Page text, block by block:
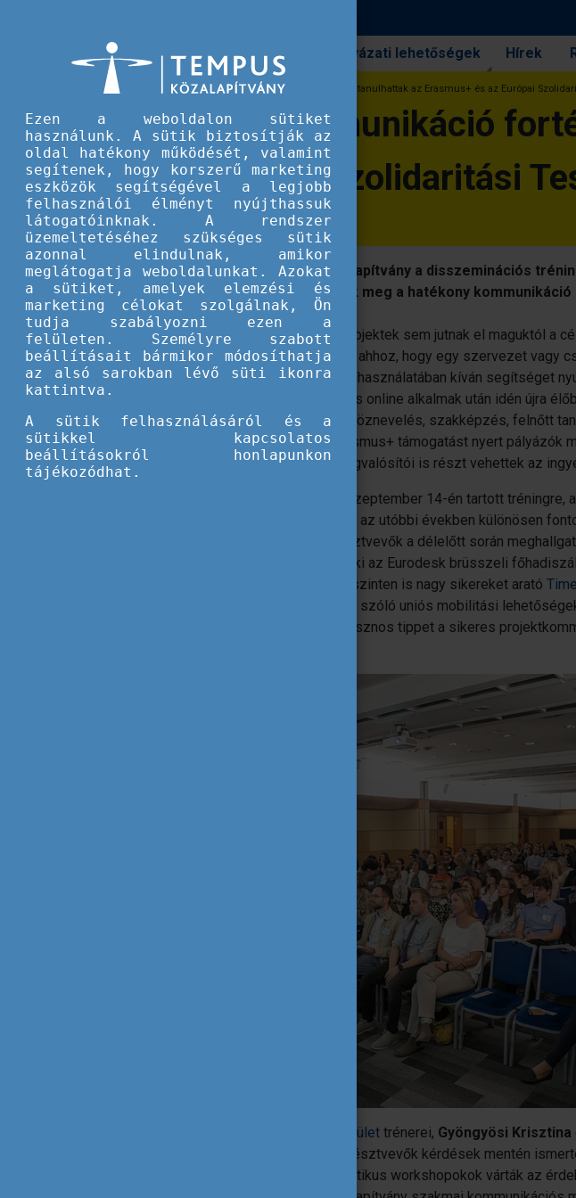
Pályázati lehetőségek Hírek
A sikeres kommunikáció fortélyairól tanulhattak az Erasmus+ és az Európai
A sikeres kommunikáció
és az Európai Szolidaritási
Idén is megrendezte a Tempus Közalapítvány a disszeminációs
projektmegvalósítók ismerkedhettek meg a hatékony kommunikáció
A legkiemelkedőbb és leginspirálóbb projektek sem jutnak el maguktól a
eszközök széles skálájára van szükség ahhoz, hogy egy szervezet vagy
megismerhesse a világ. Ezen eszközök használatában kíván segítséget
Közalapítvány, ami a 2020-as és 2021-es online alkalmak után idén újra
egynapos disszeminációs tréningjét. A köznevelés, szakképzés, felnőtt
területén a 2020, 2021 és 2022-ben Erasmus+ támogatást nyert pályázók
Európai Szolidaritási Testület projektmegvalósítói is részt vehettek az
Több mint 120-an látogattak el a 2022. szeptember 14-én tartott tréningre,
kommunikáció állt – ez magában foglalja az utóbbi években különösen
az állandó megújulás képességét. A résztvevők a délelőtt során
kommunikációs szakember előadását, aki az Eurodesk brüsszeli
vezényelte le csapatával a nemzetközi szinten is nagy sikereket arató
kommunikációs szakember a fiataloknak szóló uniós mobilitási
kampány bemutatása mellett elárult 9 hasznos tippet a sikeres
Élményakadémia Egyesület trénerei, Gyöngyösi Krisztina
networking gyakorlatot tartottak, ahol a résztvevők kérdések mentén
egymás projektjeit. A délután során tematikus workshopokok várták az
Ezen a weboldalon sütiket
használunk. A sütik biztosítják az
oldal hatékony működését, valamint
segítenek, hogy korszerű marketing
eszközök segítségével a legjobb
felhasználói élményt nyújthassuk
látogatóinknak. A rendszer
üzemeltetéséhez szükséges sütik
azonnal elindulnak, amikor
meglátogatja weboldalunkat. Azokat
a sütiket, amelyek elemzési és
marketing célokat szolgálnak, Ön
tudja szabályozni ezen a
felületen. Személyre szabott
beállításait bármikor módosíthatja
az alsó sarokban lévő süti ikonra
kattintva.
A sütik felhasználásáról és a
sütikkel kapcsolatos
beállításokról honlapunkon
tájékozódhat.